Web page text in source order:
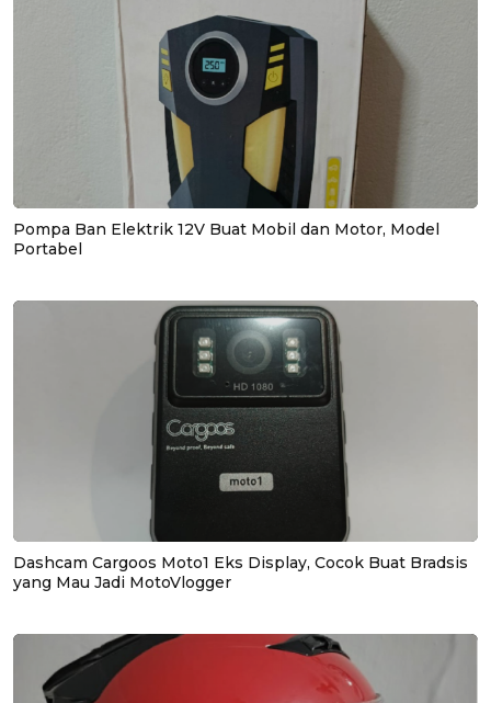
Pompa Ban Elektrik 12V Buat Mobil dan Motor, Model
Portabel
Dashcam Cargoos Moto1 Eks Display, Cocok Buat Bradsis
yang Mau Jadi MotoVlogger